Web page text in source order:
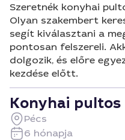
Szeretnék konyhai
Olyan szakembert
segít kiválasztani a
pontosan felszereli.
dolgozik, és előre
kezdése előtt.
Konyhai
Pécs
6 hónapja